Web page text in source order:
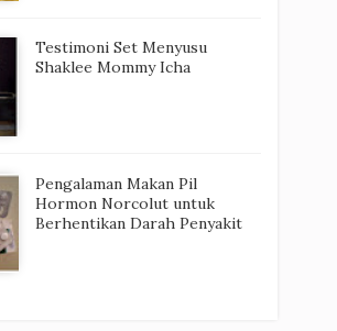
Testimoni Set Menyusu
Shaklee Mommy Icha
Pengalaman Makan Pil
Hormon Norcolut untuk
Berhentikan Darah Penyakit